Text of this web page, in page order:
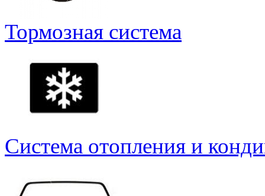
Тормозная система
Система отопления и